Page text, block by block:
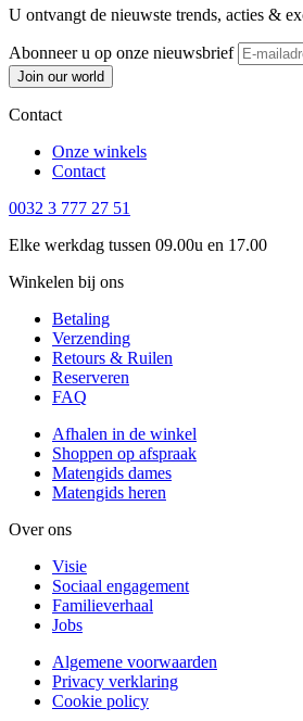
U ontvangt de nieuwste trends, acties &
Abonneer u op onze nieuwsbrief
Join our world
Contact
Onze winkels
Contact
0032 3 777 27 51
Elke werkdag tussen 09.00u en 17.00
Winkelen bij ons
Betaling
Verzending
Retours & Ruilen
Reserveren
FAQ
Afhalen in de winkel
Shoppen op afspraak
Matengids dames
Matengids heren
Over ons
Visie
Sociaal engagement
Familieverhaal
Jobs
Algemene voorwaarden
Privacy verklaring
Cookie policy